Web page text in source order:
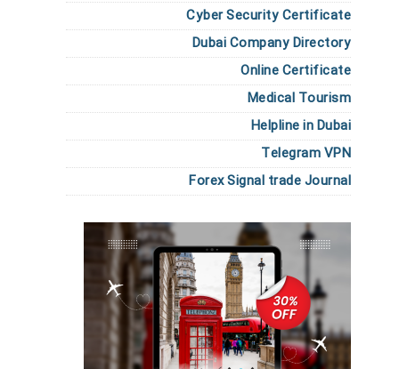
Cyber Security Certificate
Dubai Company Directory
Online Certificate
Medical Tourism
Helpline in Dubai
Telegram VPN
Forex Signal trade Journal